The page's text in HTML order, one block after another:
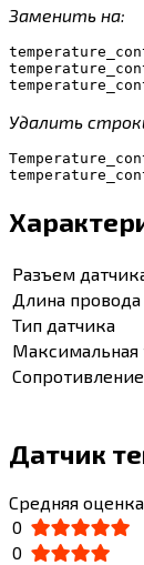
Заменить на:
Удалить
Разъем
Длина провода
Тип датчика
Максимальная
Датчик
Средняя
0
0